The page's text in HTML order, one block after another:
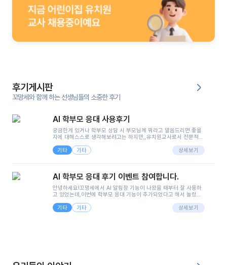
후기게시판
꼬망세와 함께 하는 선생님들의 소중한 후기
AI 학부모 응대 사용후기
궁금한게 있거나 학부모 상담 시 부모님께 뭐라고 말씀드리면 좋을
지에 대해스스로 생각해보려고는 하지만,,유치원교사로서 전문적인
려니 어려울때가...^^(저만 그런거 아니죠 ㅜㅜ)꼬망봇의 장점은 지
피티나 제미나이는 몇세이고 여자인지 남자인지 등그래도 좀 기본
정보를 제공하면서 물어봐야할 때가 있어그때마다 정보를 입력하는
으셔서 고민이 됐는데ai 학부모 응대를 써볼 수 있어서 좋았어요!앞
면..)그리고 제가 신입 때 이게 있었더라면 ㅜㅜㅜㅜ?응대 팁이 정말
좋은거 같아요지금은 그래도 아이들이 잘 이해 되지만초임 때는 정
말 어려워서 항상다른 선생님들께 도움을 요청했었거든요..ㅠ*일지
쓸 때도 좀 도움이 되는 거 같아요!
기타 기타 상세보기
AI 학부모 응대 후기 이벤트 참여합니다.
안녕하세요!꼬망세에서 AI 알림장 기능이 나왔을 때부터 잘 사용하
고 있었는데,이번에 학부모 응대 기능이 추가되었다고 해서 놀랐습
님 응대에 더 많은 부담을 느끼고 있습니다 ㅠㅠ이번에 제가 원에서
겪은 일과 학부모님께 전달드렸던 내용을 함께 보시고,저와 비슷한
을 많이 하는데,꼬망봇 덕분에 고민하는 시간을 줄이고 학부모님을
기타 기타 상세보기